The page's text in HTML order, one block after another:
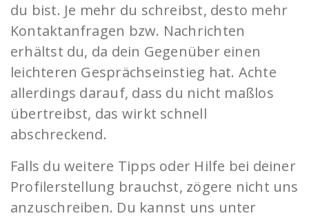
du bist. Je mehr du schreibst, desto mehr
Kontaktanfragen bzw. Nachrichten
erhältst du, da dein Gegenüber einen
leichteren Gesprächseinstieg hat. Achte
allerdings darauf, dass du nicht maßlos
übertreibst, das wirkt schnell
abschreckend.
Falls du weitere Tipps oder Hilfe bei deiner
Profilerstellung brauchst, zögere nicht uns
anzuschreiben. Du kannst uns unter